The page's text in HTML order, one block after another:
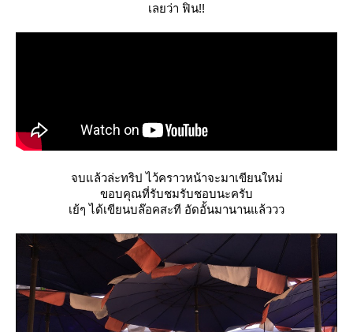
เลยว่า ฟิน!!
จบแล้วล่ะทริป ไว้คราวหน้าจะมาเขียนใหม่
ขอบคุณที่รับชมรับชอบนะครับ
เย้ๆ ได้เขียนบล๊อคสะที อัดอั้นมานานแล้ววว